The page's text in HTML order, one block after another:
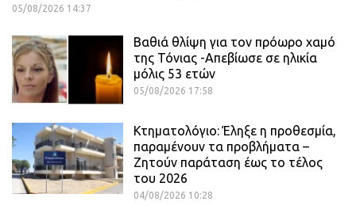
05/08/2026 14:37
Βαθιά θλίψη για τον πρόωρο χαμό
της Τόνιας -Απεβίωσε σε ηλικία
μόλις 53 ετών
05/08/2026 17:58
Κτηματολόγιο: Έληξε η προθεσμία,
παραμένουν τα προβλήματα –
Ζητούν παράταση έως το τέλος
του 2026
04/08/2026 10:28